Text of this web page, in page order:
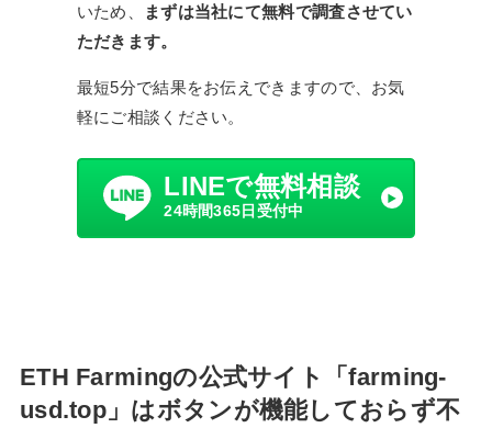
いため、
まずは当社にて無料で調査させてい
ただきます。
最短5分で結果をお伝えできますので、お気
軽にご相談ください。
LINEで無料相談
24時間365日受付中
ETH Farmingの公式サイト「farming-
usd.top」はボタンが機能しておらず不